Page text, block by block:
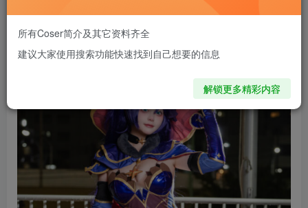
所有Coser简介及其它资料齐全
建议大家使用搜索功能快速找到自己想要的信息
解锁更多精彩内容